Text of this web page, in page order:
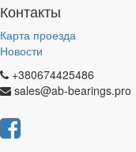
Контакты
Карта проезда
Новости
+380674425486
sales@ab-bearings.pro